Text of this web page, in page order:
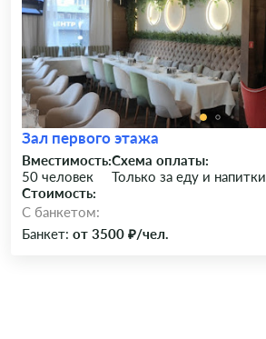
Зал первого этажа
Вместимость:
50 человек
Схема оплаты:
Только за еду и напитки
Стоимость:
C банкетом:
Банкет: от 3500 ₽/чел.